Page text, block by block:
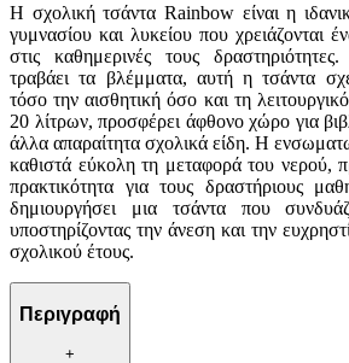
Η σχολική τσάντα Rainbow είναι η
γυμνασίου και λυκείου που χρειάζονται
στις καθημερινές τους
τραβάει τα βλέμματα, αυτή η τσάντα
τόσο την αισθητική όσο και τη
20 λίτρων, προσφέρει άφθονο χώρο για
άλλα απαραίτητα σχολικά είδη. Η
καθιστά εύκολη τη μεταφορά του νερού,
πρακτικότητα για τους δραστήριους
δημιουργήσει μια τσάντα που
υποστηρίζοντας την άνεση και την
σχολικού έτους.
Περιγραφή
+